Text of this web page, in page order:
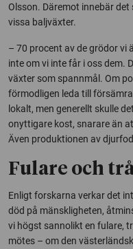
Olsson. Däremot innebär
vissa baljväxter.
– 70 procent av de grödor vi
inte om vi inte får i oss dem.
växter som spannmål. Om
förmodligen leda till
lokalt, men generellt skulle
onyttigare kost, snarare än
Även produktionen av
Fulare och
Enligt forskarna verkar det
död på mänskligheten,
vi högst sannolikt en fulare,
mötes – om den